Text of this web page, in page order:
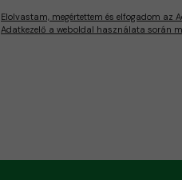
Elolvastam, megértettem és elfogadom az
Adatkezelő a weboldal használata során